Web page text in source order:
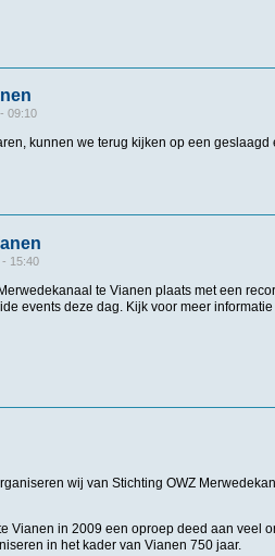
09:10
kunnen we terug kijken op een geslaagd
Vianen
15:40
te Vianen plaats met een
events deze dag. Kijk voor meer
Vianen
wij van Stichting OWZ
Vianen in 2009 een oproep deed aan veel
in het kader van Vianen 750 jaar.